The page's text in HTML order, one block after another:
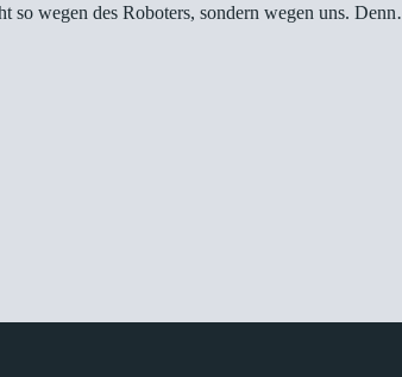
so wegen des Roboters, sondern wegen uns.